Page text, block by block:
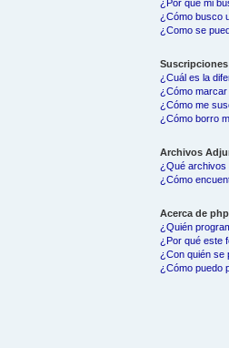
¿Por qué mi
¿Cómo busco
¿Como se
¿Cuál es la
¿Cómo
¿Cómo me
¿Cómo borro
Archivos
¿Qué archivos
¿Cómo
Acerca de
¿Quién
¿Por qué este
¿Con quién se
¿Cómo puedo